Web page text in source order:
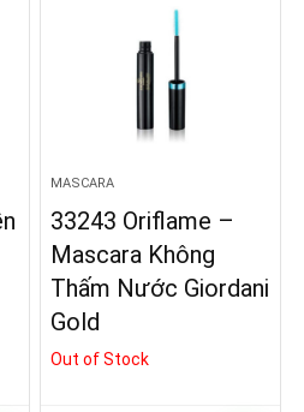
MASCARA
33243 Oriflame –
Mascara Không
Thấm Nước Giordani
Gold
Out of Stock